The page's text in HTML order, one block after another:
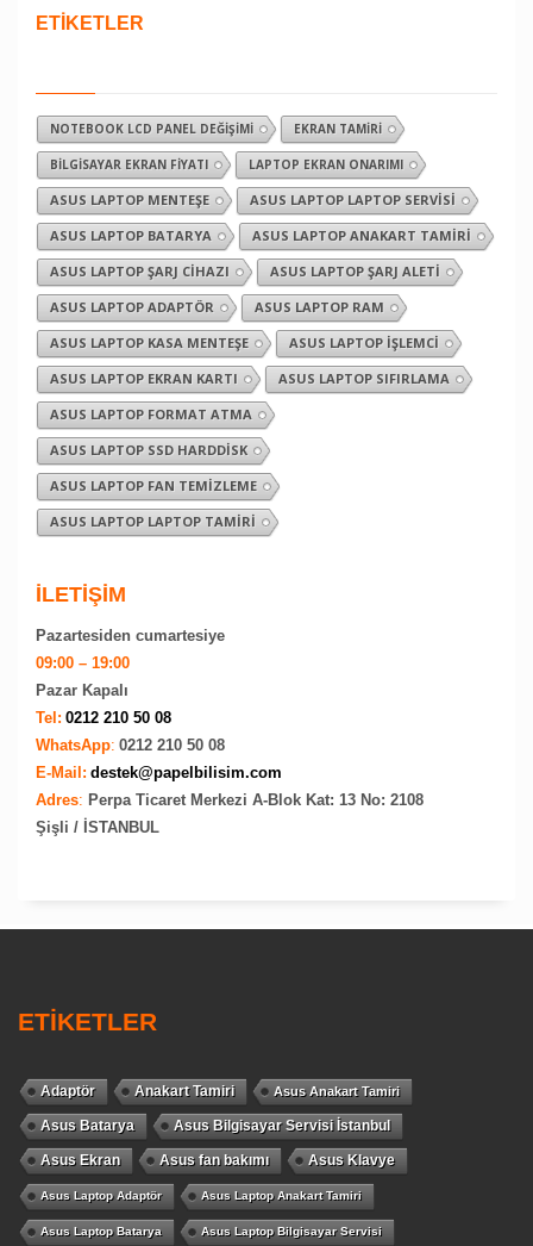
ETİKETLER
NOTEBOOK LCD PANEL DEĞIŞIMI EKRAN TAMIRI
BILGISAYAR EKRAN FIYATI LAPTOP EKRAN ONARIMI
ASUS LAPTOP MENTEŞE
ASUS LAPTOP LAPTOP SERVISI
ASUS LAPTOP BATARYA
ASUS LAPTOP ANAKART TAMIRI
ASUS LAPTOP ŞARJ CIHAZI
ASUS LAPTOP ŞARJ ALETI
ASUS LAPTOP ADAPTÖR
ASUS LAPTOP RAM
ASUS LAPTOP KASA MENTEŞE
ASUS LAPTOP İŞLEMCI
ASUS LAPTOP EKRAN KARTI
ASUS LAPTOP SIFIRLAMA
ASUS LAPTOP FORMAT ATMA
ASUS LAPTOP SSD HARDDISK
ASUS LAPTOP FAN TEMIZLEME
ASUS LAPTOP LAPTOP TAMIRI
İLETİŞİM
Pazartesiden cumartesiye
09:00 – 19:00
Pazar Kapalı
Tel: 0212 210 50 08
WhatsApp: 0212 210 50 08
E-Mail: destek@papelbilisim.com
Adres: Perpa Ticaret Merkezi A-Blok Kat: 13 No: 2108
Şişli / İSTANBUL
ETİKETLER
Adaptör Anakart Tamiri Asus Anakart Tamiri
Asus Batarya Asus Bilgisayar Servisi İstanbul
Asus Ekran Asus fan bakımı Asus Klavye
Asus Laptop Adaptör Asus Laptop Anakart Tamiri
Asus Laptop Batarya Asus Laptop Bilgisayar Servisi